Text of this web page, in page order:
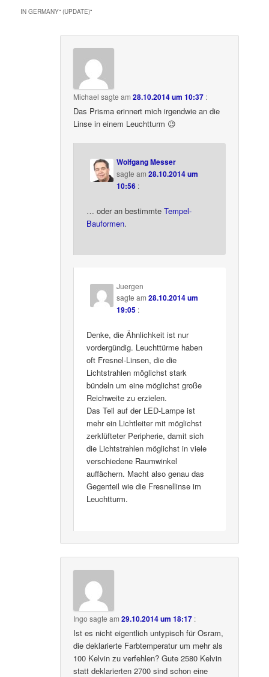
IN GERMANY“ (UPDATE)“
Michael sagte am28.10.2014 um 10:37 :
Das Prisma erinnert mich irgendwie an die
Linse in einem Leuchtturm 😉
Wolfgang Messer
sagte am28.10.2014 um
10:56 :
… oder an bestimmteTempel-
Bauformen.
Juergen
sagte am28.10.2014 um
19:05 :
Denke, die Ähnlichkeit ist nur
vordergündig. Leuchttürme haben
oft Fresnel-Linsen, die die
Lichtstrahlen möglichst stark
bündeln um eine möglichst große
Reichweite zu erzielen.
Das Teil auf der LED-Lampe ist
mehr ein Lichtleiter mit möglichst
zerklüfteter Peripherie, damit sich
die Lichtstrahlen möglichst in viele
verschiedene Raumwinkel
auffächern. Macht also genau das
Gegenteil wie die Fresnellinse im
Leuchtturm.
Ingo sagte am29.10.2014 um 18:17 :
Ist es nicht eigentlich untypisch für Osram,
die deklarierte Farbtemperatur um mehr als
100 Kelvin zu verfehlen? Gute 2580 Kelvin
statt deklarierten 2700 sind schon eine